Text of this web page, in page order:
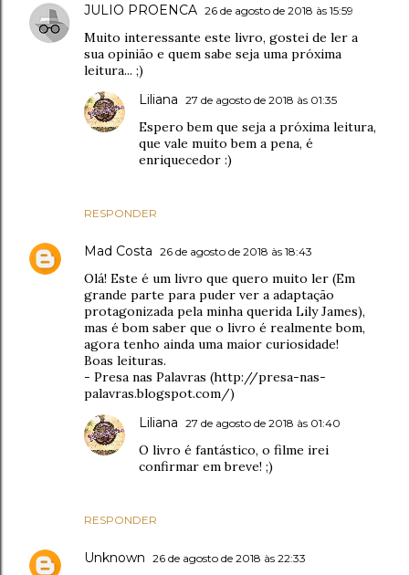
JULIO PROENCA 26 de agosto de 2018 às 15:59
Muito interessante este livro, gostei de ler a
sua opinião e quem sabe seja uma próxima
leitura... ;)
RESPONDER
Liliana 27 de agosto de 2018 às 01:35
Espero bem que seja a próxima leitura,
que vale muito bem a pena, é
enriquecedor :)
Mad Costa 26 de agosto de 2018 às 18:43
Olá! Este é um livro que quero muito ler (Em
grande parte para puder ver a adaptação
protagonizada pela minha querida Lily James),
mas é bom saber que o livro é realmente bom,
agora tenho ainda uma maior curiosidade!
Boas leituras.
- Presa nas Palavras (http://presa-nas-
palavras.blogspot.com/)
RESPONDER
Liliana 27 de agosto de 2018 às 01:40
O livro é fantástico, o filme irei
confirmar em breve! ;)
Unknown 26 de agosto de 2018 às 22:33